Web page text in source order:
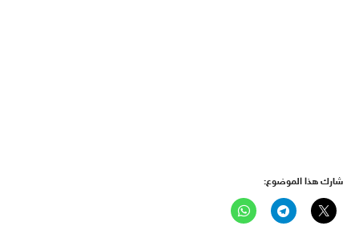
شارك هذا الموضوع: